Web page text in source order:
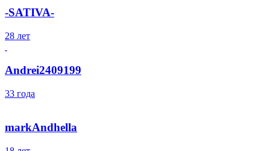
-SATIVA-
28 лет
Andrei2409199
33 года
markAndhella